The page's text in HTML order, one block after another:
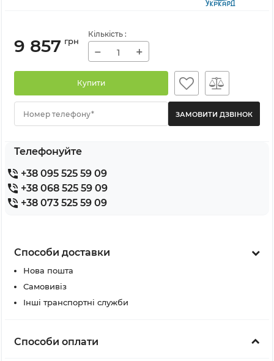
9 857 грн
Кількість :
− +
Купити
Номер телефону*
Телефонуйте
+38 095 525 59 09
+38 068 525 59 09
+38 073 525 59 09
Способи доставки
Нова пошта
Самовивіз
Інші транспортні служби
Способи оплати